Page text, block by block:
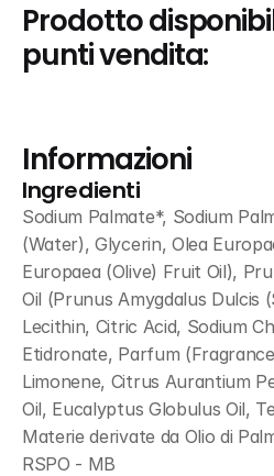
Prodotto
punti vendita:
Informazioni
Ingredienti
Sodium Palmate*, Sodium
(Water), Glycerin, Olea
Europaea (Olive) Fruit Oil),
Oil (Prunus Amygdalus Dulcis
Lecithin, Citric Acid, Sodium
Etidronate, Parfum
Limonene, Citrus Aurantium
Oil, Eucalyptus Globulus Oil,
Materie derivate da Olio di
RSPO - MB